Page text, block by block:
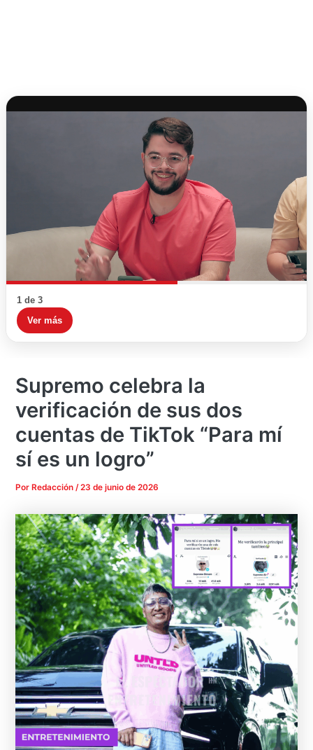
1 de 3
Ver más
Supremo celebra la
verificación de sus dos
cuentas de TikTok “Para mí
sí es un logro”
Por Redacción/23 de junio de 2026